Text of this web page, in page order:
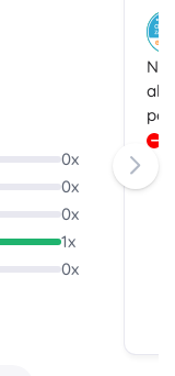
0x
0x
0x
1x
0x
ale